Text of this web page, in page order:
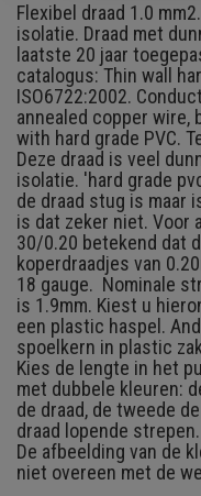
Flexibel draad 1.0
isolatie. Draad met
laatste 20 jaar
catalogus: Thin wall
ISO6722:2002.
annealed copper wire,
with hard grade PVC.
Deze draad is veel
isolatie. 'hard grade
de draad stug is maar
is dat zeker niet. Voor
30/0.20 betekend dat
koperdraadjes van
18 gauge. Nominale
is 1.9mm. Kiest u
een plastic haspel.
spoelkern in plastic
Kies de lengte in het
met dubbele kleuren:
de draad, de tweede
draad lopende strepen.
De afbeelding van de
niet overeen met de